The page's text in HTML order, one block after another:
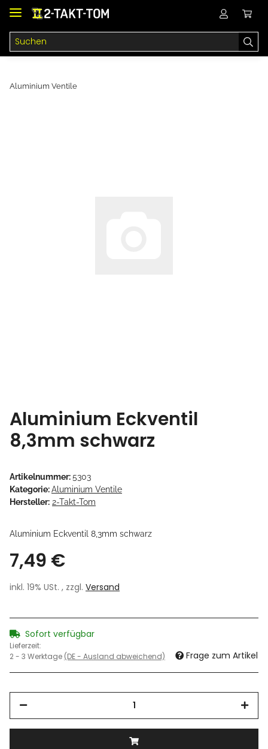
Aluminium Ventile
Aluminium Eckventil
8,3mm schwarz
Artikelnummer:5303
Kategorie:Aluminium Ventile
Hersteller: 2-Takt-Tom
Aluminium Eckventil 8,3mm schwarz
7,49 €
inkl. 19% USt. , zzgl. Versand
Sofort verfügbar
Lieferzeit:
2 - 3 Werktage (DE - Ausland abweichend) Frage zum Artikel